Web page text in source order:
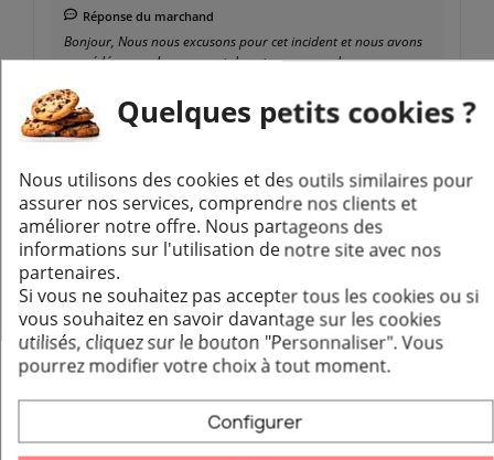
Réponse du marchand
Bonjour, Nous nous excusons pour cet incident et nous avons
procédé au remboursement de votre commande.
Acheteur Vérifié
Publié le 11/27/19, 5:27 PM
pas encore utiliser et j'espère que ce produit me conviendra
Quelques petits cookies ?
Nous utilisons des cookies et des outils similaires pour
assurer nos services, comprendre nos clients et
améliorer notre offre. Nous partageons des
informations sur l'utilisation de notre site avec nos
partenaires.
Si vous ne souhaitez pas accepter tous les cookies ou si
vous souhaitez en savoir davantage sur les cookies
utilisés, cliquez sur le bouton "Personnaliser".Vous
pourrez modifier votre choix à tout moment.
Configurer